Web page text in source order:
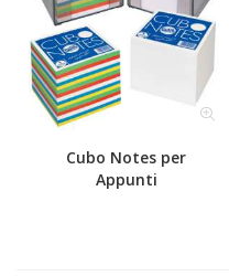
Cubo Notes per
Appunti